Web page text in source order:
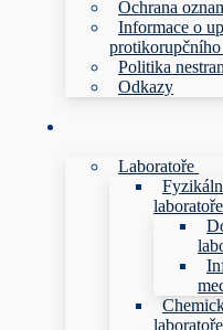
Ochrana
Informace o
Politika
Odkazy
Laboratoře
laboratoře
laboratoře